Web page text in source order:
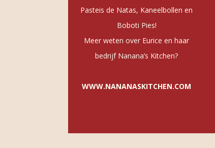
Pasteis de Natas, Kaneelbollen en
Boboti Pies!
Meer weten over Eurice en haar
bedrijf Nanana’s Kitchen?
WWW.NANANASKITCHEN.COM